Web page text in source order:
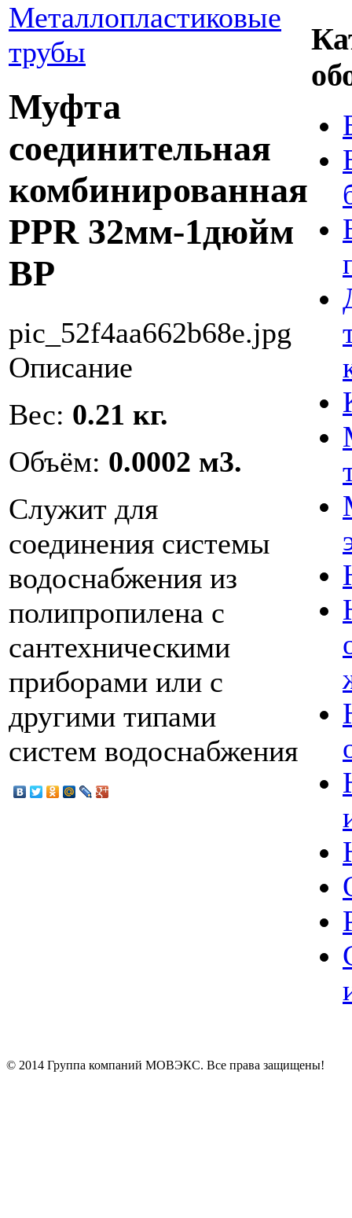
Металлопластиковые
трубы
Муфта
соединительная
комбинированная
PPR 32мм-1дюйм
ВР
pic_52f4aa662b68e.jpg
Описание
Вес: 0.21 кг.
Объём: 0.0002 м3.
Cлужит для
соединения системы
водоснабжения из
полипропилена с
сантехническими
приборами или с
другими типами
систем водоснабжения
© 2014 Группа компаний МОВЭКС. Все права защищены!